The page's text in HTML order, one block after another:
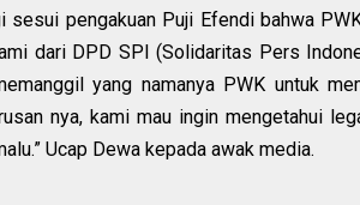
sesui pengakuan Puji Efendi bahwa
dari DPD SPI (Solidaritas Pers
yang namanya PWK untuk
nya, kami mau ingin mengetahui
Ucap Dewa kepada awak media.